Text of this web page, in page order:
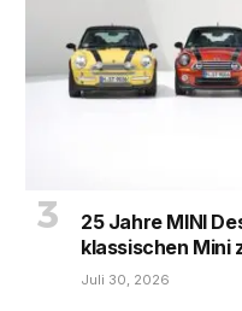
25 Jahre MINI
klassischen Mini
Juli 30, 2026